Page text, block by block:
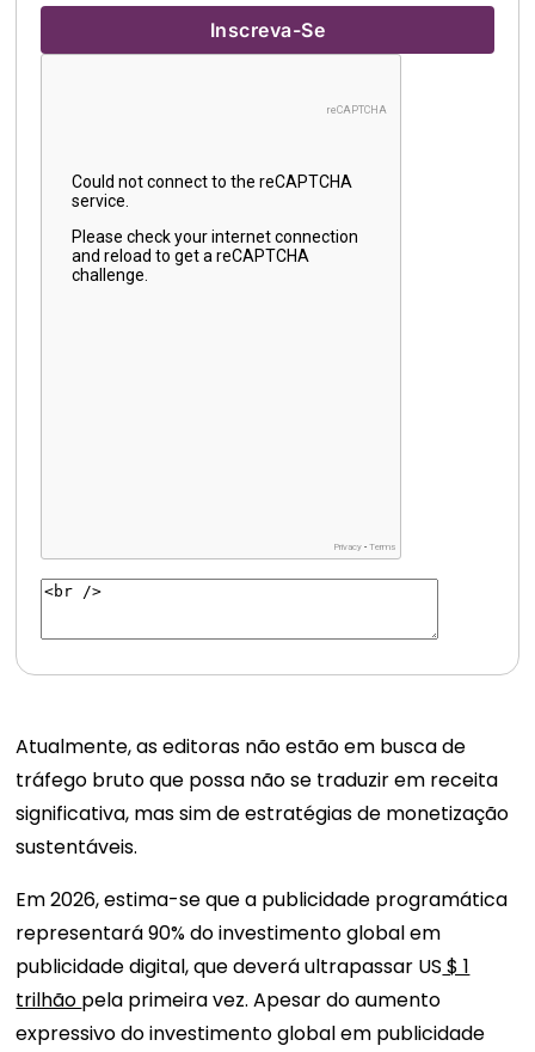
Atualmente, as editoras não estão em busca de
tráfego bruto que possa não se traduzir em receita
significativa, mas sim de estratégias de monetização
sustentáveis.
Em 2026, estima-se que a publicidade programática
representará 90% do investimento global em
publicidade digital, que deverá ultrapassar US $ 1
trilhão pela primeira vez. Apesar do aumento
expressivo do investimento global em publicidade